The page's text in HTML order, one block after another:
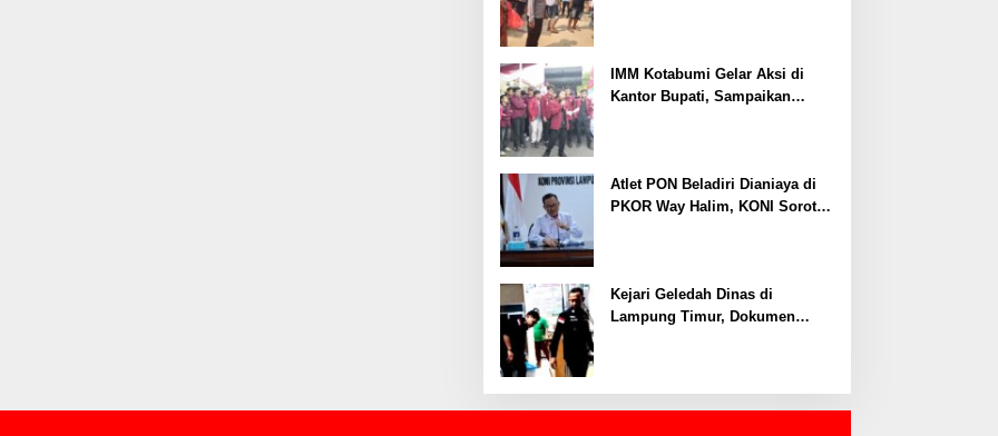
IMM Kotabumi Gelar Aksi di
Kantor Bupati, Sampaikan
Atlet PON Beladiri Dianiaya di
PKOR Way Halim, KONI Soroti
Kejari Geledah Dinas di
Lampung Timur, Dokumen